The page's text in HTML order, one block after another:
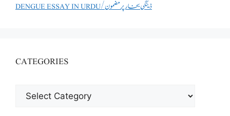
DENGUE ESSAY IN URDU/ڈینگی بخار پر مضمون
CATEGORIES
CATEGORIES